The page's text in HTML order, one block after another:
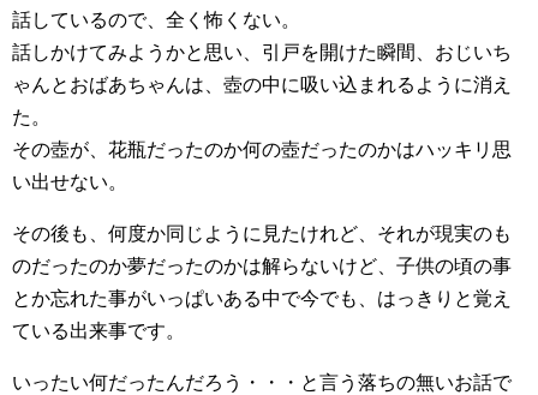
話しているので、全く怖くない。
話しかけてみようかと思い、引戸を開けた瞬間、おじいち
ゃんとおばあちゃんは、壺の中に吸い込まれるように消え
た。
その壺が、花瓶だったのか何の壺だったのかはハッキリ思
い出せない。
その後も、何度か同じように見たけれど、それが現実のも
のだったのか夢だったのかは解らないけど、子供の頃の事
とか忘れた事がいっぱいある中で今でも、はっきりと覚え
ている出来事です。
いったい何だったんだろう・・・と言う落ちの無いお話で